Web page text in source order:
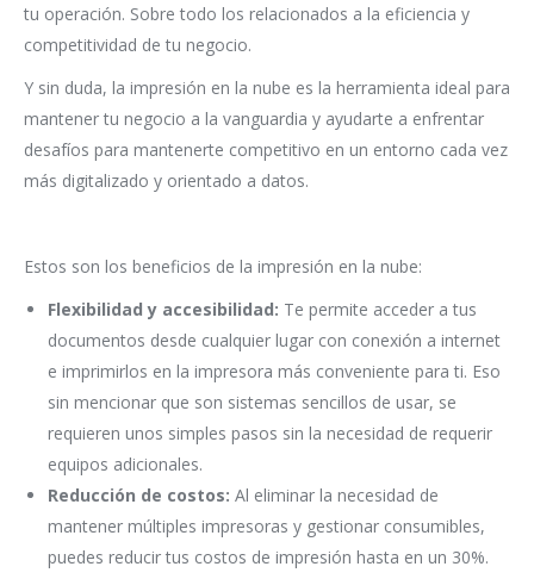
tu operación. Sobre todo los relacionados a la eficiencia y
competitividad de tu negocio.
Y sin duda, la impresión en la nube es la herramienta ideal para
mantener tu negocio a la vanguardia y ayudarte a enfrentar
desafíos para mantenerte competitivo en un entorno cada vez
más digitalizado y orientado a datos.
Estos son los beneficios de la impresión en la nube:
Flexibilidad y accesibilidad: Te permite acceder a tus
documentos desde cualquier lugar con conexión a internet
e imprimirlos en la impresora más conveniente para ti. Eso
sin mencionar que son sistemas sencillos de usar, se
requieren unos simples pasos sin la necesidad de requerir
equipos adicionales.
Reducción de costos: Al eliminar la necesidad de
mantener múltiples impresoras y gestionar consumibles,
puedes reducir tus costos de impresión hasta en un 30%.